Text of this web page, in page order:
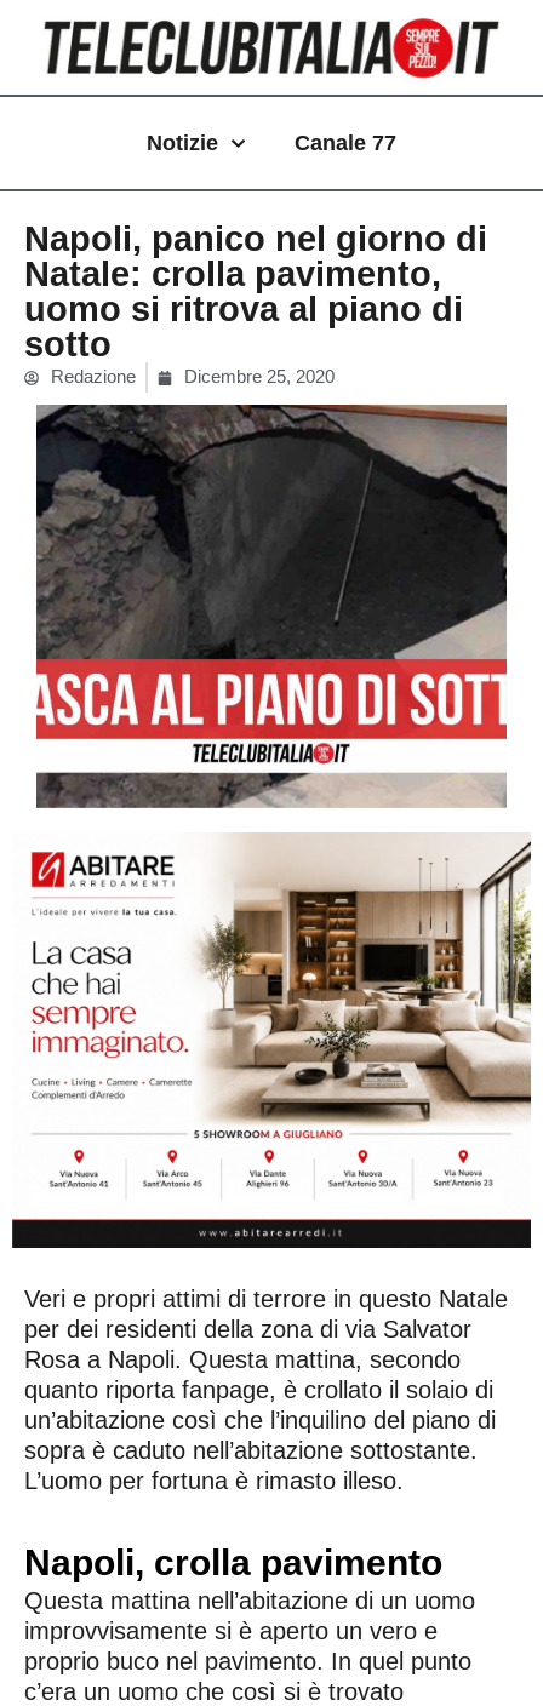
contenuto
Notizie Canale 77
Napoli, panico nel giorno di
Natale: crolla pavimento,
uomo si ritrova al piano di
sotto
Redazione Dicembre 25, 2020
Veri e propri attimi di terrore in questo Natale
per dei residenti della zona di via Salvator
Rosa a Napoli. Questa mattina, secondo
quanto riporta fanpage, è crollato il solaio di
un’abitazione così che l’inquilino del piano di
sopra è caduto nell’abitazione sottostante.
L’uomo per fortuna è rimasto illeso.
Napoli, crolla pavimento
Questa mattina nell’abitazione di un uomo
improvvisamente si è aperto un vero e
proprio buco nel pavimento. In quel punto
c’era un uomo che così si è trovato